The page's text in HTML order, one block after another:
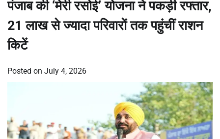
पंजाब की ‘मेरी रसोई’ योजना ने पकड़ी रफ्तार,
21 लाख से ज्यादा परिवारों तक पहुंचीं राशन
किटें
Posted on July 4, 2026